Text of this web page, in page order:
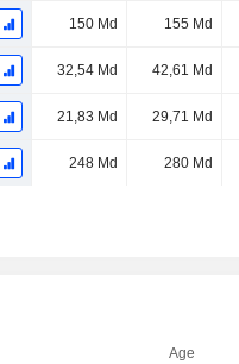
150 Md 155 Md
32,54 Md 42,61 Md
21,83 Md 29,71 Md
248 Md 280 Md
Age